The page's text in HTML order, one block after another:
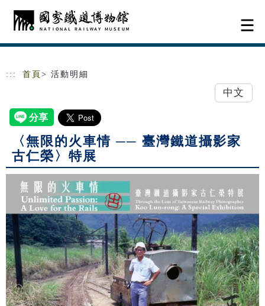
跳到主要內容
網站導覽
::: 首頁 > 活動明細
中文
〈無限的火車情 ── 臺灣鐵道攝影家
古仁榮〉特展